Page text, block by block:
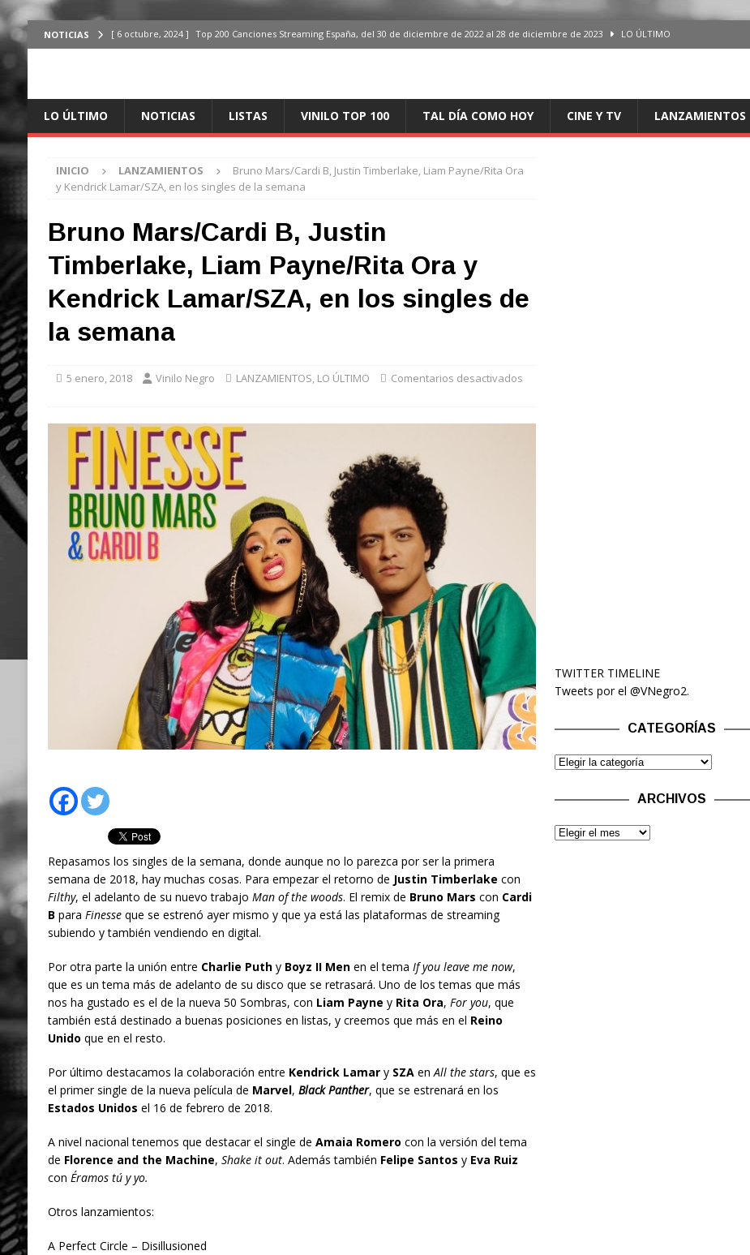
NOTICIAS [ 6 octubre, 2024 ] Top 200 Canciones Streaming España, del 30 de diciembre de 2022 al 28 de diciembre de 2023 LO ÚLTIMO
ÚLTIMO
ÚLTIMO
LO ÚLTIMO NOTICIAS LISTAS VINILO TOP 100 TAL DÍA COMO HOY CINE Y TV LANZAMIENTOS
INICIO LANZAMIENTOS
Bruno Mars/Cardi B, Justin Timberlake, Liam Payne/Rita Ora
y Kendrick Lamar/SZA, en los singles de la semana
Bruno Mars/Cardi B, Justin
Timberlake, Liam Payne/Rita Ora y
Kendrick Lamar/SZA, en los singles de
la semana
5 enero, 2018 Vinilo Negro LANZAMIENTOS, LO ÚLTIMO Comentarios desactivados
Repasamos los singles de la semana, donde aunque no lo parezca por ser la primera
semana de 2018, hay muchas cosas. Para empezar el retorno de Justin Timberlake con
Filthy, el adelanto de su nuevo trabajo Man of the woods. El remix de Bruno Mars con Cardi
B para Finesseque se estrenó ayer mismo y que ya está las plataformas de streaming
subiendo y también vendiendo en digital.
Por otra parte la unión entre Charlie Puthy Boyz II Menen el tema If you leave me now,
que es un tema más de adelanto de su disco que se retrasará. Uno de los temas que más
nos ha gustado es el de la nueva 50 Sombras, con Liam Payne yRita Ora, For you, que
también está destinado a buenas posiciones en listas, y creemos que más en el Reino
Unido que en el resto.
Por último destacamos la colaboración entre Kendrick Lamary SZAen All the stars, que es
el primer single de la nueva película de Marvel, Black Panther, que se estrenará en los
Estados Unidos el 16 de febrero de 2018.
A nivel nacional tenemos que destacar el single de Amaia Romero con la versión del tema
de Florence and the Machine, Shake it out. Además también Felipe Santos y Eva Ruiz
con Éramos tú y yo.
Otros lanzamientos:
A Perfect Circle – Disillusioned
TWITTER TIMELINE
Tweets por el @VNegro2.
CATEGORÍAS
ARCHIVOS